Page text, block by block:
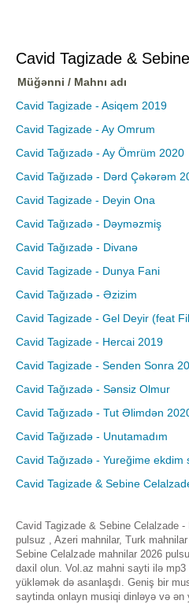
Cavid Tagizade &
Müğənni / Mahnı adı
Cavid Tagizade - Asiqem 2019
Cavid Tagizade - Ay Omrum
Cavid Tağızadə - Ay Ömrüm 2020
Cavid Tağızadə - Dərd Çəkərəm
Cavid Tagizade - Deyin Ona
Cavid Tağızadə - Dəyməzmiş
Cavid Tağızadə - Divanə
Cavid Tagizade - Dunya Fani
Cavid Tağızadə - Əzizim
Cavid Tagizade - Gel Deyir (feat
Cavid Tagizade - Hercai 2019
Cavid Tagizade - Senden Sonra
Cavid Tağızadə - Sənsiz Olmur
Cavid Tağızadə - Tut Əlimdən
Cavid Tağızadə - Unutamadım
Cavid Tağızadə - Yureğime ekdim
Cavid Tagizade & Sebine
Cavid Tagizade & Sebine Celalzade
pulsuz , Azeri mahnilar, Turk
Sebine Celalzade mahnilar 2026
daxil olun. Vol.az mahni sayti ilə mp3
yükləmək də asanlaşdı. Geniş bir
saytinda onlayn musiqi dinləyə və